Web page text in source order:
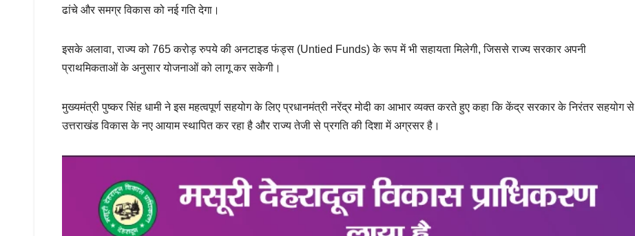
ढांचे और समग्र विकास को नई गति देगा।
इसके अलावा, राज्य को 765 करोड़ रुपये की अनटाइड फंड्स (Untied Funds) के रूप में भी सहायता मिलेगी, जिससे राज्य सरकार अपनी
प्राथमिकताओं के अनुसार योजनाओं को लागू कर सकेगी।
मुख्यमंत्री पुष्कर सिंह धामी ने इस महत्वपूर्ण सहयोग के लिए प्रधानमंत्री नरेंद्र मोदी का आभार व्यक्त करते हुए कहा कि केंद्र सरकार के निरंतर सहयोग से
उत्तराखंड विकास के नए आयाम स्थापित कर रहा है और राज्य तेजी से प्रगति की दिशा में अग्रसर है।